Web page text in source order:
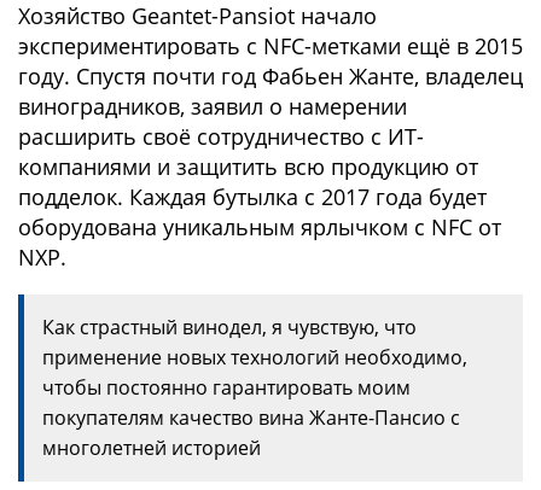
Хозяйство Geantet-Pansiot начало
экспериментировать с NFC-метками ещё в 2015
году. Спустя почти год Фабьен Жанте, владелец
виноградников, заявил о намерении
расширить своё сотрудничество с ИТ-
компаниями и защитить всю продукцию от
подделок. Каждая бутылка с 2017 года будет
оборудована уникальным ярлычком с NFC от
NXP.
Как страстный винодел, я чувствую, что
применение новых технологий необходимо,
чтобы постоянно гарантировать моим
покупателям качество вина Жанте-Пансио с
многолетней историей